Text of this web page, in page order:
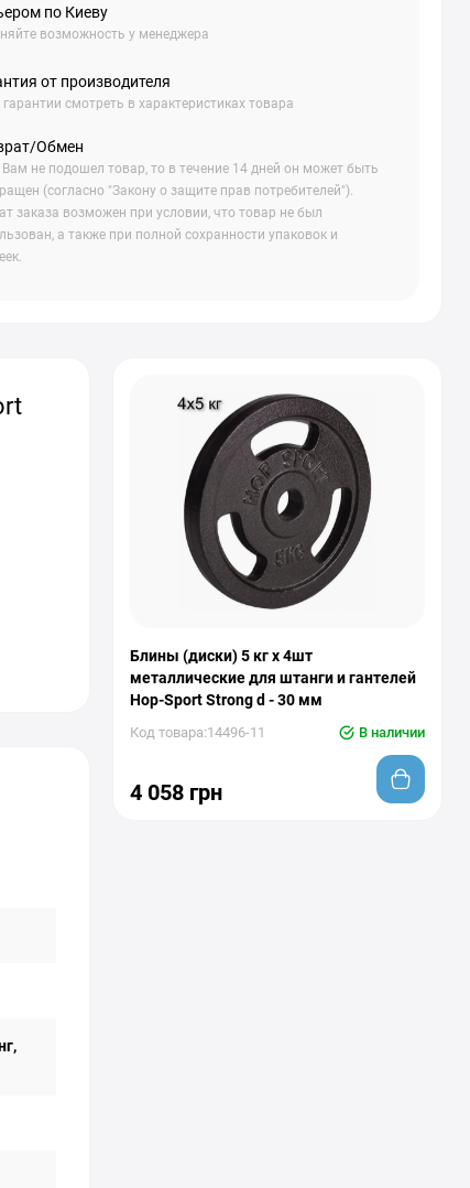
по Киеву
возможность у менеджера
от производителя
гарантии смотреть в характеристиках товара
Обмен
Вам не подошел товар, то в течение 14 дней он может быть
(согласно "Закону о защите прав потребителей").
заказа возможен при условии, что товар не был
а также при полной сохранности упаковок и
Блины (диски) 5 кг x 4шт
металлические для штанги и гантелей
Hop-Sport Strong d - 30 мм
Код товара:14496-11 В наличии
4 058 грн